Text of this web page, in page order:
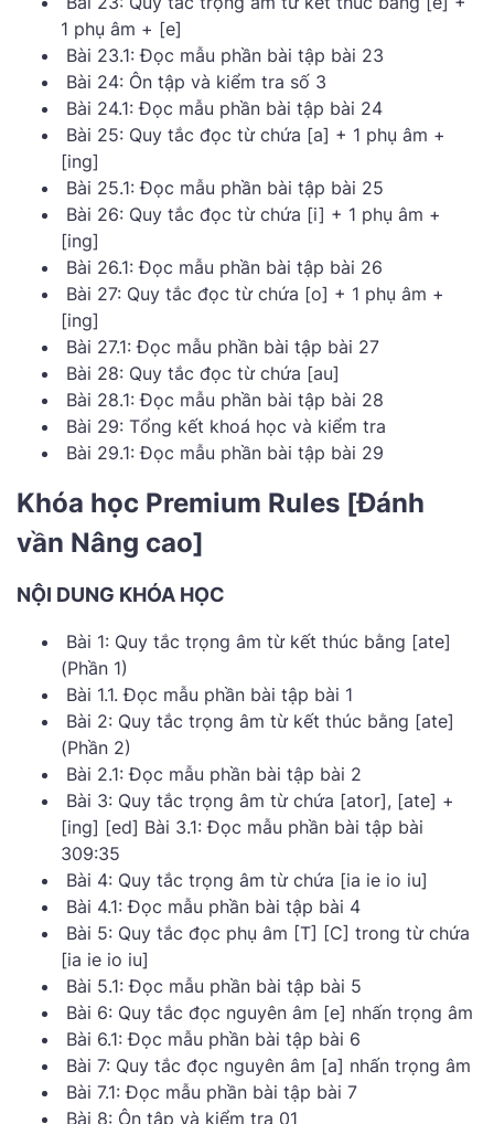
1 phụ âm + [e]
Bài 23.1: Đọc mẫu phần bài tập bài 23
Bài 24: Ôn tập và kiểm tra số 3
Bài 24.1: Đọc mẫu phần bài tập bài 24
Bài 25: Quy tắc đọc từ chứa [a] + 1 phụ âm +
[ing]
Bài 25.1: Đọc mẫu phần bài tập bài 25
Bài 26: Quy tắc đọc từ chứa [i] + 1 phụ âm +
[ing]
Bài 26.1: Đọc mẫu phần bài tập bài 26
Bài 27: Quy tắc đọc từ chứa [o] + 1 phụ âm +
[ing]
Bài 27.1: Đọc mẫu phần bài tập bài 27
Bài 28: Quy tắc đọc từ chứa [au]
Bài 28.1: Đọc mẫu phần bài tập bài 28
Bài 29: Tổng kết khoá học và kiểm tra
Bài 29.1: Đọc mẫu phần bài tập bài 29
Khóa học Premium Rules [Đánh
vần Nâng cao]
NỘI DUNG KHÓA HỌC
Bài 1: Quy tắc trọng âm từ kết thúc bằng [ate]
(Phần 1)
Bài 1.1. Đọc mẫu phần bài tập bài 1
Bài 2: Quy tắc trọng âm từ kết thúc bằng [ate]
(Phần 2)
Bài 2.1: Đọc mẫu phần bài tập bài 2
Bài 3: Quy tắc trọng âm từ chứa [ator], [ate] +
[ing] [ed] Bài 3.1: Đọc mẫu phần bài tập bài
309:35
Bài 4: Quy tắc trọng âm từ chứa [ia ie io iu]
Bài 4.1: Đọc mẫu phần bài tập bài 4
Bài 5: Quy tắc đọc phụ âm [T] [C] trong từ chứa
[ia ie io iu]
Bài 5.1: Đọc mẫu phần bài tập bài 5
Bài 6: Quy tắc đọc nguyên âm [e] nhấn trọng âm
Bài 6.1: Đọc mẫu phần bài tập bài 6
Bài 7: Quy tắc đọc nguyên âm [a] nhấn trọng âm
Bài 7.1: Đọc mẫu phần bài tập bài 7
Bài 8: Ôn tập và kiểm tra 01